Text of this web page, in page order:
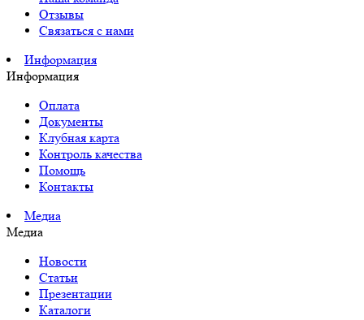
Отзывы
Связаться с нами
Информация
Информация
Оплата
Документы
Клубная карта
Контроль качества
Помощь
Контакты
Медиа
Медиа
Новости
Статьи
Презентации
Каталоги